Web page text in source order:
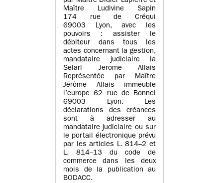
Maître Ludivine Sapin
174 rue de Créqui
69003 Lyon, avec les
pouvoirs : assister le
débiteur dans tous les
actes concernant la gestion,
mandataire judiciaire la
Selarl Jerome Allais
Représentée par Maître
Jérôme Allais immeuble
l’europe 62 rue de Bonnel
69003 Lyon. Les
déclarations des créances
sont à adresser au
mandataire judiciaire ou sur
le portail électronique prévu
par les articles L. 814–2 et
L. 814–13 du code de
commerce dans les deux
mois de la publication au
BODACC.